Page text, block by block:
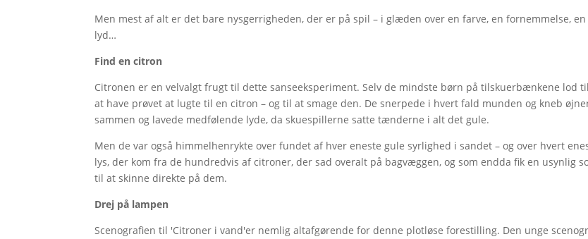
Men mest af alt er det bare nysgerrigheden, der er på spil – i glæden over en farve, en fornemmelse, en
lyd…
Find en citron
Citronen er en velvalgt frugt til dette sanseeksperiment. Selv de mindste børn på tilskuerbænkene lod til
at have prøvet at lugte til en citron – og til at smage den. De snerpede i hvert fald munden og kneb
sammen og lavede medfølende lyde, da skuespillerne satte tænderne i alt det gule.
Men de var også himmelhenrykte over fundet af hver eneste gule syrlighed i sandet – og over hvert
lys, der kom fra de hundredvis af citroner, der sad overalt på bagvæggen, og som endda fik en usynlig
til at skinne direkte på dem.
Drej på lampen
Scenografien til 'Citroner i vand'er nemlig altafgørende for denne plotløse forestilling. Den unge